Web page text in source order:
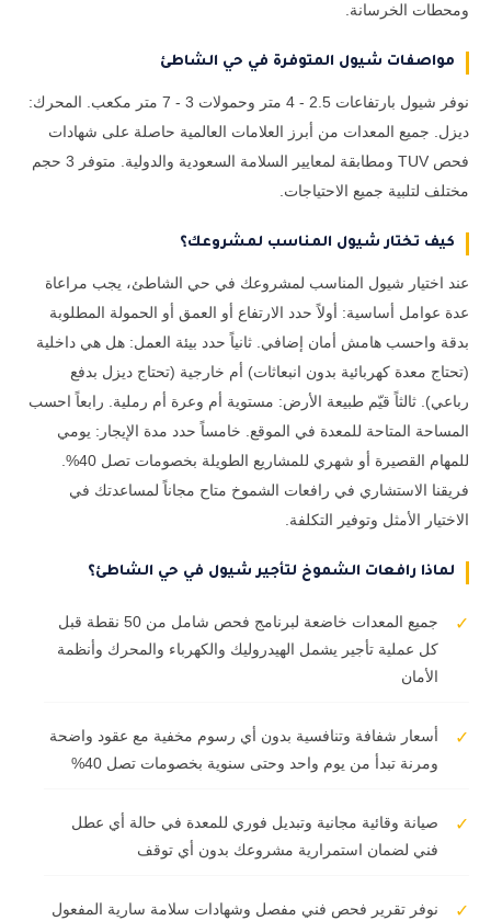
ومحطات الخرسانة.
مواصفات شيول المتوفرة في حي الشاطئ
نوفر شيول بارتفاعات 2.5 - 4 متر وحمولات 3 - 7 متر مكعب. المحرك:
ديزل. جميع المعدات من أبرز العلامات العالمية حاصلة على شهادات
فحص TUV ومطابقة لمعايير السلامة السعودية والدولية. متوفر 3 حجم
مختلف لتلبية جميع الاحتياجات.
كيف تختار شيول المناسب لمشروعك؟
عند اختيار شيول المناسب لمشروعك في حي الشاطئ، يجب مراعاة
عدة عوامل أساسية: أولاً حدد الارتفاع أو العمق أو الحمولة المطلوبة
بدقة واحسب هامش أمان إضافي. ثانياً حدد بيئة العمل: هل هي داخلية
(تحتاج معدة كهربائية بدون انبعاثات) أم خارجية (تحتاج ديزل بدفع
رباعي). ثالثاً قيّم طبيعة الأرض: مستوية أم وعرة أم رملية. رابعاً احسب
المساحة المتاحة للمعدة في الموقع. خامساً حدد مدة الإيجار: يومي
للمهام القصيرة أو شهري للمشاريع الطويلة بخصومات تصل 40%.
فريقنا الاستشاري في رافعات الشموخ متاح مجاناً لمساعدتك في
الاختيار الأمثل وتوفير التكلفة.
لماذا رافعات الشموخ لتأجير شيول في حي الشاطئ؟
✓
جميع المعدات خاضعة لبرنامج فحص شامل من 50 نقطة قبل
كل عملية تأجير يشمل الهيدروليك والكهرباء والمحرك وأنظمة
الأمان
✓
أسعار شفافة وتنافسية بدون أي رسوم مخفية مع عقود واضحة
ومرنة تبدأ من يوم واحد وحتى سنوية بخصومات تصل 40%
✓
صيانة وقائية مجانية وتبديل فوري للمعدة في حالة أي عطل
فني لضمان استمرارية مشروعك بدون أي توقف
✓
نوفر تقرير فحص فني مفصل وشهادات سلامة سارية المفعول